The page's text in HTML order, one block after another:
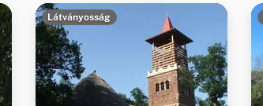
Látványosság